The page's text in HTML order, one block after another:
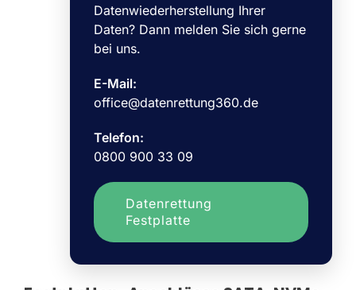
Datenwiederherstellung Ihrer
Daten? Dann melden Sie sich gerne
bei uns.
E-Mail:
office@datenrettung360.de
Telefon:
0800 900 33 09
Datenrettung
Festplatte